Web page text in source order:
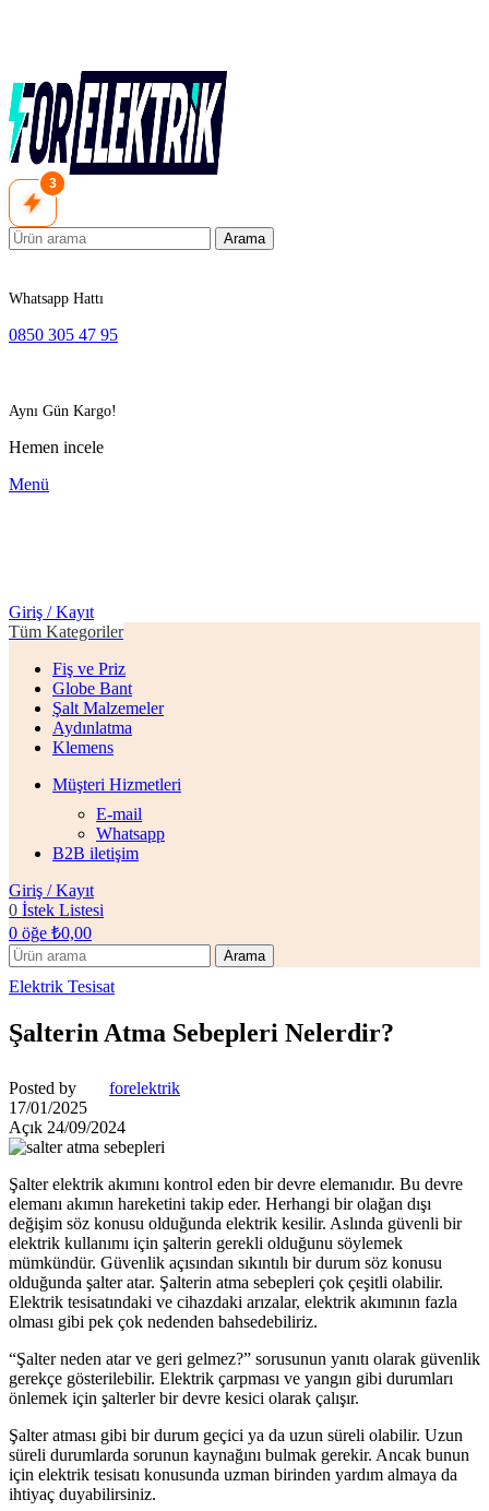
3
Arama
Whatsapp Hattı
0850 305 47 95
Aynı Gün Kargo!
Hemen incele
Menü
Giriş / Kayıt
Tüm Kategoriler
Fiş ve Priz
Globe Bant
Şalt Malzemeler
Aydınlatma
Klemens
Müşteri Hizmetleri
E-mail
Whatsapp
B2B iletişim
Giriş / Kayıt
0 İstek Listesi
0 öğe ₺0,00
Arama
Elektrik Tesisat
Şalterin Atma Sebepleri Nelerdir?
Posted by
forelektrik
17/01/2025
Açık 24/09/2024
Şalter elektrik akımını kontrol eden bir devre elemanıdır. Bu devre
elemanı akımın hareketini takip eder. Herhangi bir olağan dışı
değişim söz konusu olduğunda elektrik kesilir. Aslında güvenli bir
elektrik kullanımı için şalterin gerekli olduğunu söylemek
mümkündür. Güvenlik açısından sıkıntılı bir durum söz konusu
olduğunda şalter atar. Şalterin atma sebepleri çok çeşitli olabilir.
Elektrik tesisatındaki ve cihazdaki arızalar, elektrik akımının fazla
olması gibi pek çok nedenden bahsedebiliriz.
“Şalter neden atar ve geri gelmez?” sorusunun yanıtı olarak güvenlik
gerekçe gösterilebilir. Elektrik çarpması ve yangın gibi durumları
önlemek için şalterler bir devre kesici olarak çalışır.
Şalter atması gibi bir durum geçici ya da uzun süreli olabilir. Uzun
süreli durumlarda sorunun kaynağını bulmak gerekir. Ancak bunun
için elektrik tesisatı konusunda uzman birinden yardım almaya da
ihtiyaç duyabilirsiniz.